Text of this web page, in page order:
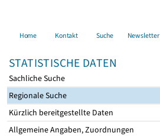
Home Kontakt Suche Newsletter
STATISTISCHE DATEN
Sachliche Suche
Regionale Suche
Kürzlich bereitgestellte Daten
Allgemeine Angaben, Zuordnungen